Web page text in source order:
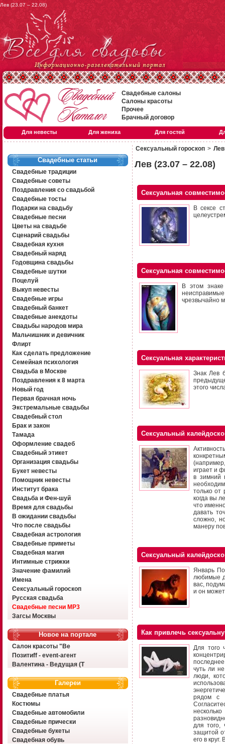
Лев (23.07 – 22.08)
Свадебные салоны
Салоны красоты
Прочее
Брачный договор
Для невесты Для жениха Для гостей
Свадебные статьи
Свадебные традиции
Свадебные советы
Поздравления со свадьбой
Свадебные тосты
Подарки на свадьбу
Свадебные песни
Цветы на свадьбе
Сценарий свадьбы
Свадебная кухня
Свадебный наряд
Годовщина свадьбы
Свадебные шутки
Поцелуй
Выкуп невесты
Свадебные игры
Свадебный банкет
Свадебные анекдоты
Свадьбы народов мира
Мальчишник и девичник
Флирт
Как сделать предложение
Семейная психология
Свадьба в Москве
Поздравления к 8 марта
Новый год
Первая брачная ночь
Экстремальные свадьбы
Свадебный стол
Брак и закон
Тамада
Оформление свадеб
Свадебный этикет
Организация свадьбы
Букет невесты
Помощник невесты
Институт брака
Свадьба и Фен-шуй
Время для свадьбы
В ожидании свадьбы
Что после свадьбы
Свадебная астрология
Свадебные приметы
Свадебная магия
Интимные стрижки
Значение фамилий
Имена
Сексуальный гороскоп
Русская свадьба
Свадебные песни MP3
Загсы Москвы
Новое на портале
Салон красоты "Ве
Позитиff - event-агент
Валентина - Ведущая (Т
Галереи
Свадебные платья
Костюмы
Свадебные автомобили
Свадебные прически
Свадебные букеты
Свадебная обувь
Сексуальный гороскоп > Лев
Лев (23.07 – 22.08)
Сексуальная
В сексе
Сексуальная
В этом
чрезвычайно
Сексуальная
Знак Лев
этого
Сексуальный
играет и
в зимний
только от
когда вы
что
давать
сложно,
манеру
Сексуальный
Январь
любимые
вас,
и он
Как привлечь
Для того
чуть ли
люди,
рядом с
для того,
защитой
его в